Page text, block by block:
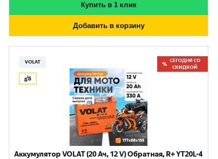
Купить в 1 клик
Добавить в корзину
VOLAT
СЕГОДНЯ СО
СКИДКОЙ
Аккумулятор VOLAT (20 Ач, 12 V) Обратная, R+ YT20L-4